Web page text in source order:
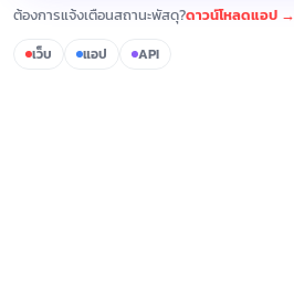
ต้องการแจ้งเตือนสถานะพัสดุ?ดาวน์โหลดแอป →
เว็บ แอป API